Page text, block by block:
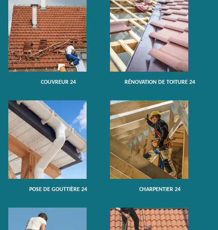
COUVREUR 24 RÉNOVATION DE TOITURE 24
POSE DE GOUTTIÈRE 24 CHARPENTIER 24